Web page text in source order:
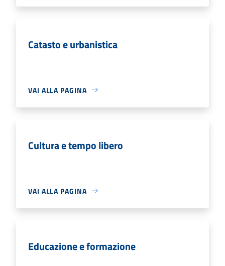
Catasto e urbanistica
VAI ALLA PAGINA
Cultura e tempo libero
VAI ALLA PAGINA
Educazione e formazione